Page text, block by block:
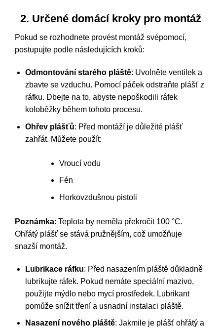
2. Určené domácí kroky pro montáž
Pokud se rozhodnete provést montáž svépomocí,
postupujte podle následujících kroků:
Odmontování starého pláště: Uvolněte ventilek a
zbavte se vzduchu. Pomocí páček odstraňte plášť z
ráfku. Dbejte na to, abyste nepoškodili ráfek
koloběžky během tohoto procesu.
Ohřev plášťů: Před montáží je důležité plášť
zahřát. Můžete použít:
Vroucí vodu
Fén
Horkovzdušnou pistoli
Poznámka: Teplota by neměla překročit 100 °C.
Ohřátý plášť se stává pružnějším, což umožňuje
snazší montáž.
Lubrikace ráfku: Před nasazením pláště důkladně
lubrikujte ráfek. Pokud nemáte speciální mazivo,
použijte mýdlo nebo mycí prostředek. Lubrikant
pomůže snížit tření a usnadní instalaci pláště.
Nasazení nového pláště: Jakmile je plášť ohřátý a